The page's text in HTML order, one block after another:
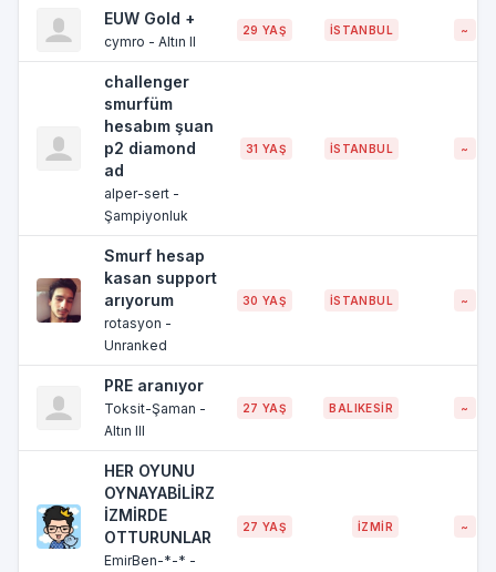
EUW Gold +
cymro - Altın II
29 YAŞ İSTANBUL ~
challenger
smurfüm
hesabım şuan
p2 diamond
ad
alper-sert -
Şampiyonluk
31 YAŞ İSTANBUL ~
Smurf hesap
kasan support
arıyorum
rotasyon -
Unranked
30 YAŞ İSTANBUL ~
PRE aranıyor
Toksit-Şaman -
Altın III
27 YAŞ BALIKESİR ~
HER OYUNU
OYNAYABİLİRZ
İZMİRDE
OTTURUNLAR
EmirBen-*-* -
27 YAŞ İZMİR ~